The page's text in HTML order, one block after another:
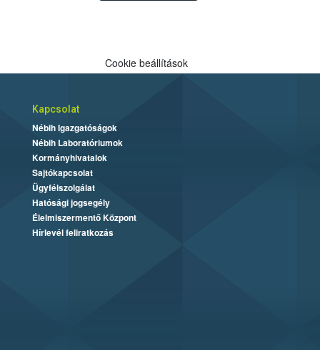
Cookie beállítások
Kapcsolat
Nébih Igazgatóságok
Nébih Laboratóriumok
Kormányhivatalok
Sajtókapcsolat
Ügyfélszolgálat
Hatósági jogsegély
Élelmiszermentő Központ
Hírlevél feliratkozás